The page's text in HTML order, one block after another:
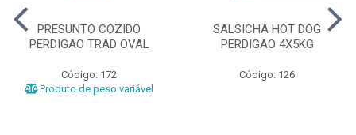
PRESUNTO COZIDO
PERDIGAO TRAD OVAL
Código: 172
Produto de peso variável
SALSICHA HOT DOG
PERDIGAO 4X5KG
Código: 126